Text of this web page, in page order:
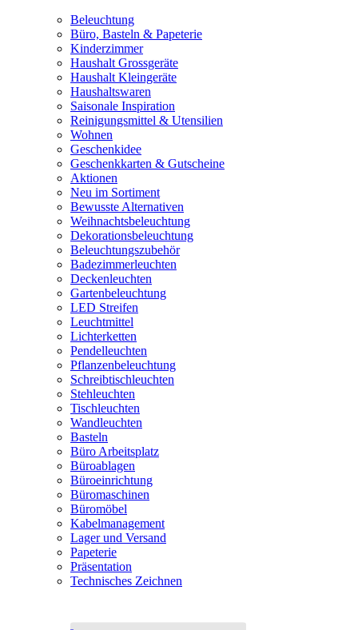
Beleuchtung
Büro, Basteln & Papeterie
Kinderzimmer
Haushalt Grossgeräte
Haushalt Kleingeräte
Haushaltswaren
Saisonale Inspiration
Reinigungsmittel & Utensilien
Wohnen
Geschenkidee
Geschenkkarten & Gutscheine
Aktionen
Neu im Sortiment
Bewusste Alternativen
Weihnachtsbeleuchtung
Dekorationsbeleuchtung
Beleuchtungszubehör
Badezimmerleuchten
Deckenleuchten
Gartenbeleuchtung
LED Streifen
Leuchtmittel
Lichterketten
Pendelleuchten
Pflanzenbeleuchtung
Schreibtischleuchten
Stehleuchten
Tischleuchten
Wandleuchten
Basteln
Büro Arbeitsplatz
Büroablagen
Büroeinrichtung
Büromaschinen
Büromöbel
Kabelmanagement
Lager und Versand
Papeterie
Präsentation
Technisches Zeichnen